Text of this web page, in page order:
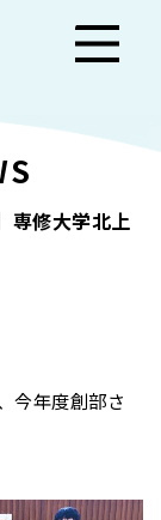
専修大学北上
今年度創部さ